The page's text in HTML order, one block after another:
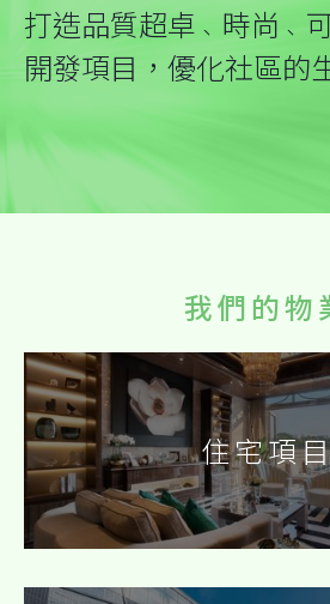
打造品質超卓 、 時尚 、
開發項目，優化社區的
我們的物
住宅項